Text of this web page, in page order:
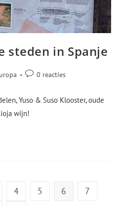
steden in Spanje
0 reacties
Yuso & Suso Klooster, oude
wijn!
4 5 6
7